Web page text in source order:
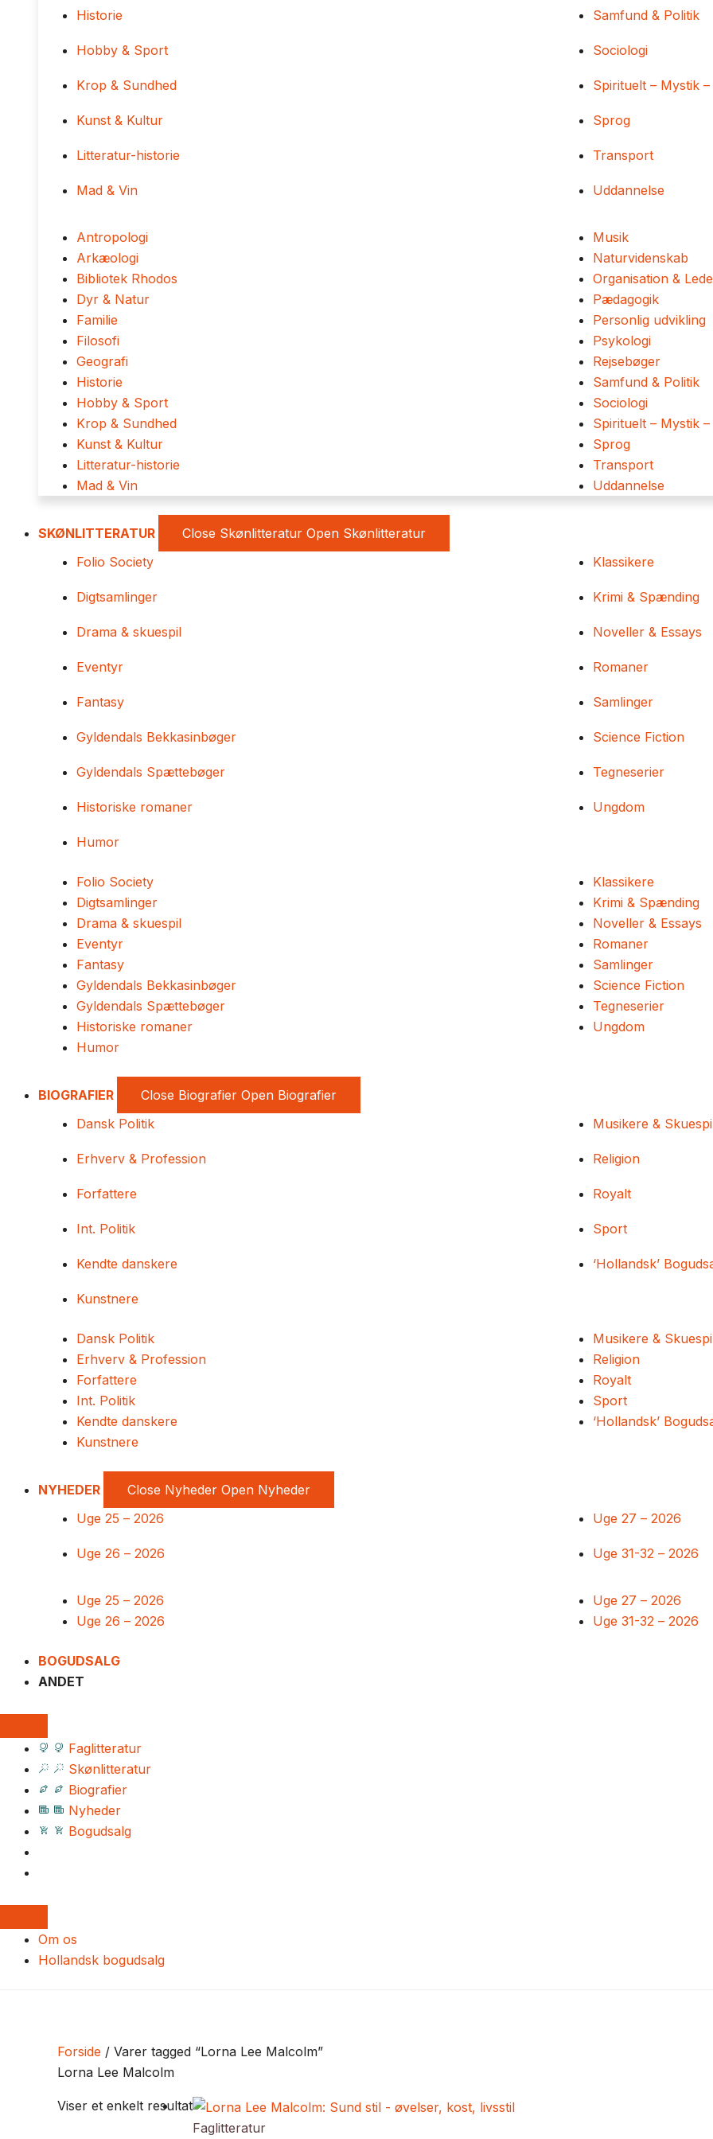
Historie
Hobby & Sport
Krop & Sundhed
Kunst & Kultur
Litteratur-historie
Mad & Vin
Samfund & Politik
Sociologi
Spirituelt – Mystik
Sprog
Transport
Uddannelse
Antropologi
Arkæologi
Bibliotek Rhodos
Dyr & Natur
Familie
Filosofi
Geografi
Historie
Hobby & Sport
Krop & Sundhed
Kunst & Kultur
Litteratur-historie
Mad & Vin
Musik
Naturvidenskab
Organisation &
Pædagogik
Personlig udvikling
Psykologi
Rejsebøger
Samfund & Politik
Sociologi
Spirituelt – Mystik
Sprog
Transport
Uddannelse
SKØNLITTERATUR Close Skønlitteratur Open Skønlitteratur
Folio Society
Digtsamlinger
Drama & skuespil
Eventyr
Fantasy
Gyldendals Bekkasinbøger
Gyldendals Spættebøger
Historiske romaner
Humor
Klassikere
Krimi & Spænding
Noveller & Essays
Romaner
Samlinger
Science Fiction
Tegneserier
Ungdom
Folio Society
Digtsamlinger
Drama & skuespil
Eventyr
Fantasy
Gyldendals Bekkasinbøger
Gyldendals Spættebøger
Historiske romaner
Humor
Klassikere
Krimi & Spænding
Noveller & Essays
Romaner
Samlinger
Science Fiction
Tegneserier
Ungdom
BIOGRAFIER Close Biografier Open Biografier
Dansk Politik
Erhverv & Profession
Forfattere
Int. Politik
Kendte danskere
Kunstnere
Musikere &
Religion
Royalt
Sport
‘Hollandsk’
Dansk Politik
Erhverv & Profession
Forfattere
Int. Politik
Kendte danskere
Kunstnere
Musikere &
Religion
Royalt
Sport
‘Hollandsk’
NYHEDER Close Nyheder Open Nyheder
Uge 25 – 2026
Uge 26 – 2026
Uge 27 – 2026
Uge 31-32 – 2026
Uge 25 – 2026
Uge 26 – 2026
Uge 27 – 2026
Uge 31-32 – 2026
BOGUDSALG
ANDET
Faglitteratur
Skønlitteratur
Biografier
Nyheder
Bogudsalg
Om os
Hollandsk bogudsalg
Forside / Varer tagged “Lorna Lee Malcolm”
Lorna Lee Malcolm
Viser et enkelt resultat
Faglitteratur